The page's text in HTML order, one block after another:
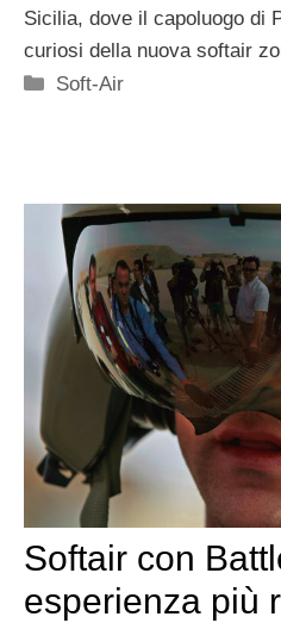
Sicilia, dove il capoluogo di
curiosi della nuova softair
Categorie
Soft-Air
Softair con
esperienza più